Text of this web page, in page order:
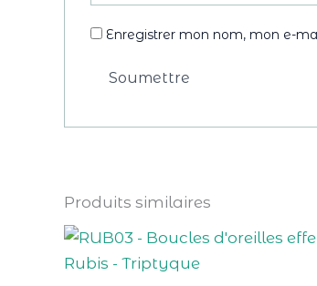
Enregistrer mon nom, mon e-
Produits similaires